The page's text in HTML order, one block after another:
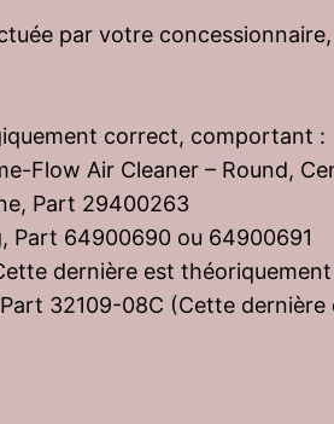
par votre
correct, comportant :
Flow Air Cleaner – Round,
Part 29400263
Part 64900690 ou 64900691
dernière est
32109-08C (Cette